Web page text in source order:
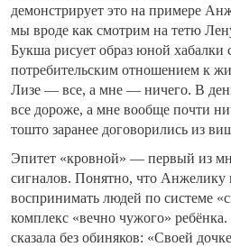
демонстрирует это на примере
мы вроде как смотрим на тетю
Букша рисует образ юной
потребительским отношением к
Лизе — все, а мне — ничего. В
все дороже, а мне вообще почти
тошто заранее договорились из
Эпитет «кровной» — первый из
сигналов. Понятно, что Анжелику
воспринимать людей по системе
комплекс «вечно чужого»
сказала без обиняков: «Своей